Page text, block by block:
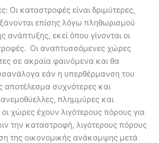
καταστροφές είναι δριμύτερες,
επίσης λόγω πληθωρισμού
ανάπτυξης, εκεί όπου γίνονται οι
Οι αναπτυσσόμενες χώρες
σε ακραία φαινόμενα και θα
εάν η υπερθέρμανση του
αποτέλεσμα συχνότερες και
πλημμύρες και
χώρες έχουν λιγότερους πόρους για
την καταστροφή, λιγότερους πόρους
της οικονομικής ανάκαμψης μετά